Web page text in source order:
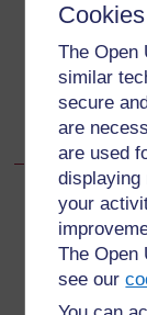
The Open
similar
secure
are
are used
displaying
your
The Open
see our
4.4.1
Para más
preguntas